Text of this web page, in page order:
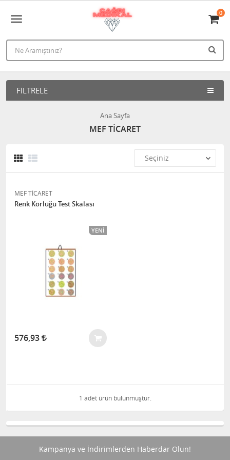
0
FILTRELE
Ana Sayfa
MEF TİCARET
MEF TİCARET
Renk Körlüğü Test Skalası
YENI
576,93
1 adet ürün bulunmuştur.
Kampanya ve İndirimlerden Haberdar Olun!